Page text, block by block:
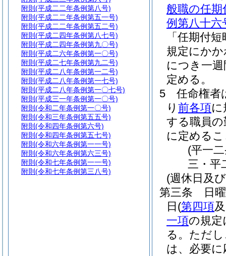
般職の任
例第八十六
「任期付
規定にか
につき一
定める。
5
任命権者
り 前各項に
する職員
に定める
(平一
三・平
(週休日及
第三条
日
日 (第四項
一項の規定
る。 ただ
は、必要
附則 (平成二二年条例第八号)
附則 (平成二二年条例第五一号)
附則 (平成二二年条例第五二号)
附則 (平成二四年条例第八七号)
附則 (平成二四年条例第九〇号)
附則 (平成二六年条例第一〇号)
附則 (平成二七年条例第九二号)
附則 (平成二八年条例第一二号)
附則 (平成二八年条例第一七号)
附則 (平成二八年条例第一〇七号)
附則 (平成三一年条例第一〇号)
附則 (令和二年条例第一〇号)
附則 (令和三年条例第五五号)
附則 (令和四年条例第六号)
附則 (令和四年条例第五七号)
附則 (令和六年条例第一一号)
附則 (令和六年条例第六三号)
附則 (令和七年条例第一一号)
附則 (令和七年条例第三八号)